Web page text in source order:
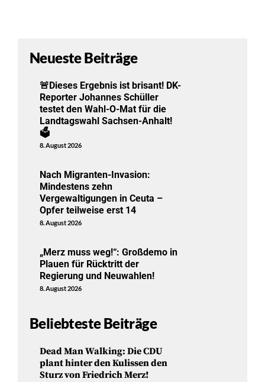
Neueste Beiträge
🚨Dieses Ergebnis ist brisant! DK-
Reporter Johannes Schüller
testet den Wahl-O-Mat für die
Landtagswahl Sachsen-Anhalt!
🗳️
8. August 2026
Nach Migranten-Invasion:
Mindestens zehn
Vergewaltigungen in Ceuta –
Opfer teilweise erst 14
8. August 2026
„Merz muss weg!“: Großdemo in
Plauen für Rücktritt der
Regierung und Neuwahlen!
8. August 2026
Beliebteste Beiträge
Dead Man Walking: Die CDU
plant hinter den Kulissen den
Sturz von Friedrich Merz!